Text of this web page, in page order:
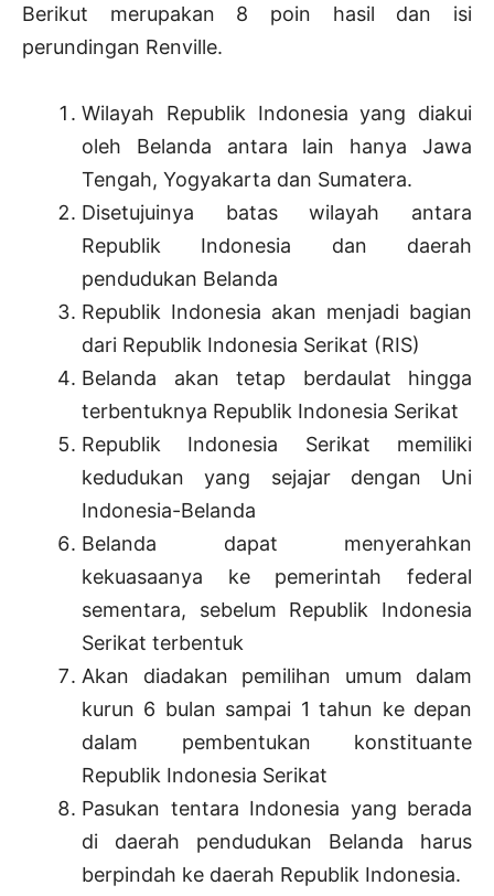
Berikut merupakan 8 poin hasil dan isi
perundingan Renville.
Wilayah Republik Indonesia yang diakui
oleh Belanda antara lain hanya Jawa
Tengah, Yogyakarta dan Sumatera.
Disetujuinya batas wilayah antara
Republik Indonesia dan daerah
pendudukan Belanda
Republik Indonesia akan menjadi bagian
dari Republik Indonesia Serikat (RIS)
Belanda akan tetap berdaulat hingga
terbentuknya Republik Indonesia Serikat
Republik Indonesia Serikat memiliki
kedudukan yang sejajar dengan Uni
Indonesia-Belanda
Belanda dapat menyerahkan
kekuasaanya ke pemerintah federal
sementara, sebelum Republik Indonesia
Serikat terbentuk
Akan diadakan pemilihan umum dalam
kurun 6 bulan sampai 1 tahun ke depan
dalam pembentukan konstituante
Republik Indonesia Serikat
Pasukan tentara Indonesia yang berada
di daerah pendudukan Belanda harus
berpindah ke daerah Republik Indonesia.